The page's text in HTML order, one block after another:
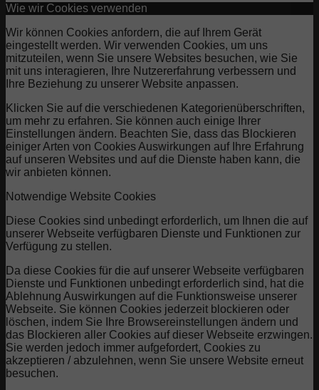
Wie wir Cookies verwenden
Wir können Cookies anfordern, die auf Ihrem Gerät
eingestellt werden. Wir verwenden Cookies, um uns
mitzuteilen, wenn Sie unsere Websites besuchen, wie Sie
mit uns interagieren, Ihre Nutzererfahrung verbessern und
Ihre Beziehung zu unserer Website anpassen.
Klicken Sie auf die verschiedenen Kategorienüberschriften,
um mehr zu erfahren. Sie können auch einige Ihrer
Einstellungen ändern. Beachten Sie, dass das Blockieren
einiger Arten von Cookies Auswirkungen auf Ihre Erfahrung
auf unseren Websites und auf die Dienste haben kann, die
wir anbieten können.
Notwendige Website Cookies
Diese Cookies sind unbedingt erforderlich, um Ihnen die auf
unserer Webseite verfügbaren Dienste und Funktionen zur
Verfügung zu stellen.
Da diese Cookies für die auf unserer Webseite verfügbaren
Dienste und Funktionen unbedingt erforderlich sind, hat die
Ablehnung Auswirkungen auf die Funktionsweise unserer
Webseite. Sie können Cookies jederzeit blockieren oder
löschen, indem Sie Ihre Browsereinstellungen ändern und
das Blockieren aller Cookies auf dieser Webseite erzwingen.
Sie werden jedoch immer aufgefordert, Cookies zu
akzeptieren / abzulehnen, wenn Sie unsere Website erneut
besuchen.